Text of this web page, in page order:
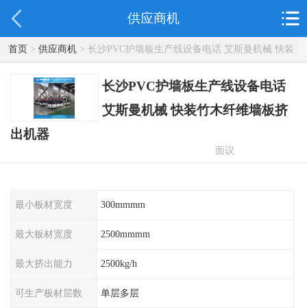
供应商机
首页> 供应商机> 长沙PVC护墙板生产线设备电话 艾斯曼机械 快装
竹木纤维墙板挤出机器
长沙PVC护墙板生产线设备电话
艾斯曼机械 快装竹木纤维墙板挤
出机器
面议
最小板材宽度 300mmmm
最大板材宽度 2500mmmm
最大挤出能力 2500kg/h
可生产板材层数 单层多层